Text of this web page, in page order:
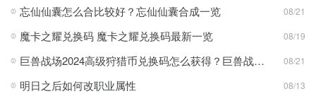
忘仙仙囊怎么合比较好？忘仙仙囊合成一览 08/21
魔卡之耀兑换码 魔卡之耀兑换码最新一览 08/19
巨兽战场2024高级狩猎币兑换码怎么获得？巨兽战场2024高级狩猎币兑换码合集 08/21
明日之后如何改职业属性 08/13